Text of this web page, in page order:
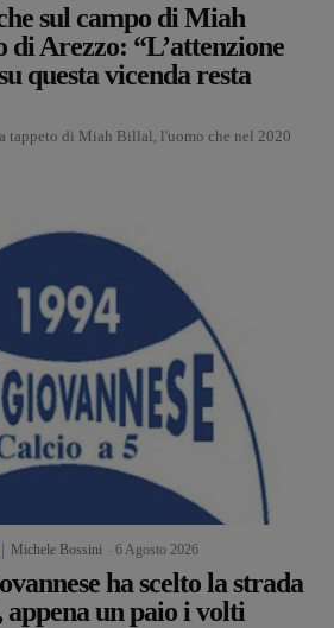
sul campo di Miah
Arezzo: “L’attenzione
questa vicenda resta
tappeto di Miah Billal, l'uomo che nel 2020
Michele Bossini 6 Agosto 2026
ha scelto la strada
un paio i volti